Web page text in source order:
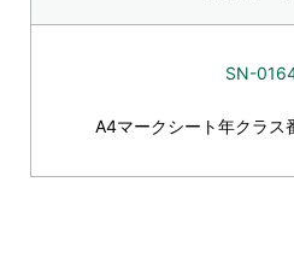
SN-
A4マークシート年クラス